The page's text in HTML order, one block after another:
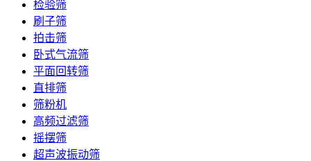
检验筛
刷子筛
拍击筛
卧式气流筛
平面回转筛
直排筛
筛粉机
高频过滤筛
摇摆筛
超声波振动筛